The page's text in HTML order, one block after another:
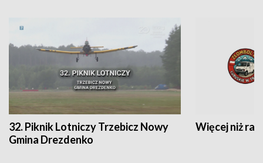
32. Piknik Lotniczy Trzebicz Nowy
Gmina Drezdenko
Więcej niż rajd